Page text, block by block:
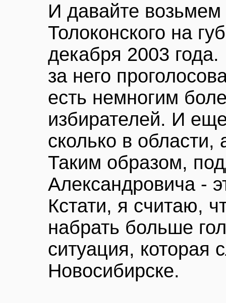
И давайте
Толоконского на
декабря 2003
за него
есть немногим
избирателей. И
сколько в области,
Таким образом,
Александровича -
Кстати, я считаю,
набрать больше
ситуация, которая
Новосибирске.